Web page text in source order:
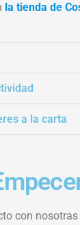
la tienda de
a la carta
con